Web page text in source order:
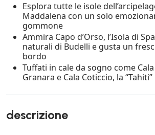
Esplora tutte le isole
Maddalena con un solo
gommone
Ammira Capo d’Orso, l’Isola di
naturali di Budelli e gusta un
bordo
Tuffati in cale da sogno come Cala
Granara e Cala Coticcio, la
descrizione